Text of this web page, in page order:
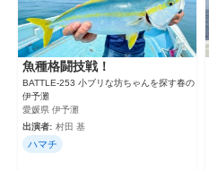
魚種格闘技戦！
BATTLE-253 小ブリな坊ちゃんを探す春の
伊予灘
愛媛県 伊予灘
出演者: 村田 基
ハマチ